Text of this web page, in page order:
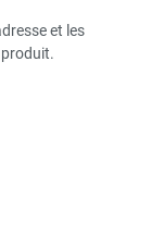
et les